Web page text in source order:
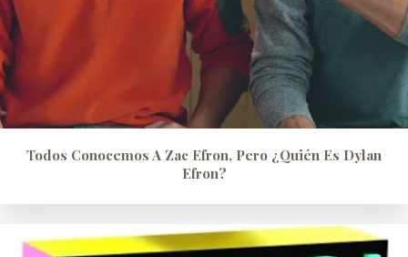
Todos Conocemos A Zac Efron, Pero ¿quién Es Dylan
Efron?